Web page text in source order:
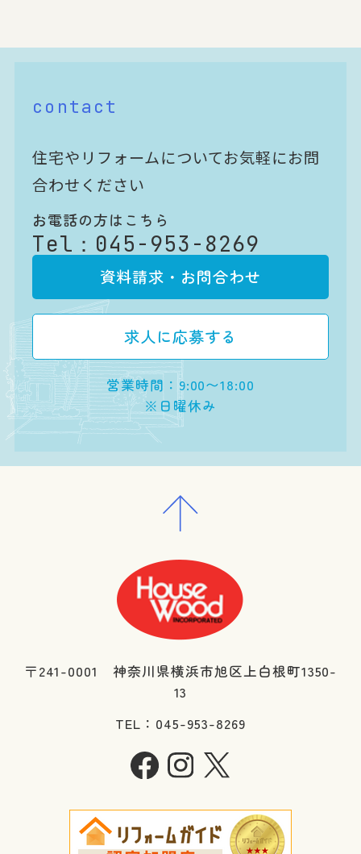
contact
住宅やリフォームについてお気軽にお問
合わせください
お電話の方はこちら
Tel： 045-953-8269
資料請求・お問合わせ
求人に応募する
営業時間：9:00〜18:00
※日曜休み
〒241-0001 神奈川県横浜市旭区上白根町1350-
13
TEL：045-953-8269